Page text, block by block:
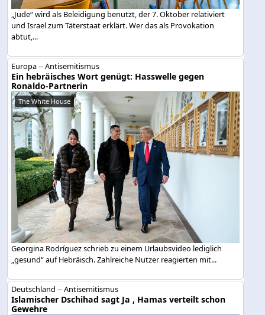
„Jude“ wird als Beleidigung benutzt, der 7. Oktober relativiert
und Israel zum Täterstaat erklärt. Wer das als Provokation
abtut,...
Europa -- Antisemitismus
Ein hebräisches Wort genügt: Hasswelle gegen
Ronaldo-Partnerin
The White House
Georgina Rodríguez schrieb zu einem Urlaubsvideo lediglich
„gesund“ auf Hebräisch. Zahlreiche Nutzer reagierten mit...
Deutschland -- Antisemitismus
Islamischer Dschihad sagt Ja , Hamas verteilt schon
Gewehre